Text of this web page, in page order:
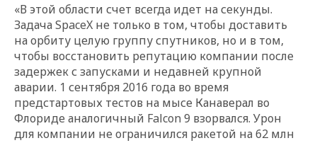
«В этой области счет всегда идет на секунды.
Задача SpaceX не только в том, чтобы доставить
на орбиту целую группу спутников, но и в том,
чтобы восстановить репутацию компании после
задержек с запусками и недавней крупной
аварии. 1 сентября 2016 года во время
предстартовых тестов на мысе Канаверал во
Флориде аналогичный Falcon 9 взорвался. Урон
для компании не ограничился ракетой на 62 млн